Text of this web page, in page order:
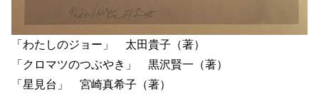
「わたしのジョー」 太田貴子（著）
「クロマツのつぶやき」 黒沢賢一（著）
「星見台」 宮崎真希子（著）